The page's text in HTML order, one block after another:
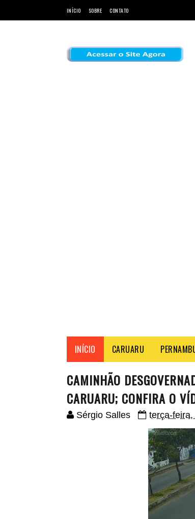
INÍCIO SOBRE CONTATO
INÍCIO CARUARU
CAMINHÃO
CARUARU; CONFIRA O
Sérgio Salles terça-